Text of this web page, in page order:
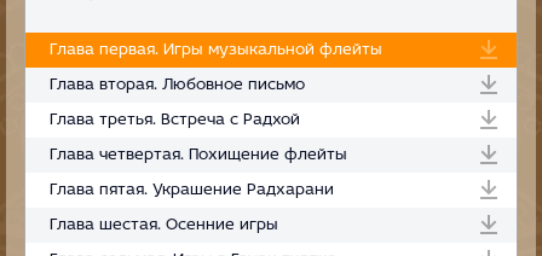
Глава первая. Игры музыкальной флейты
Глава вторая. Любовное письмо
Глава третья. Встреча с Радхой
Глава четвертая. Похищение флейты
Глава пятая. Украшение Радхарани
Глава шестая. Осенние игры